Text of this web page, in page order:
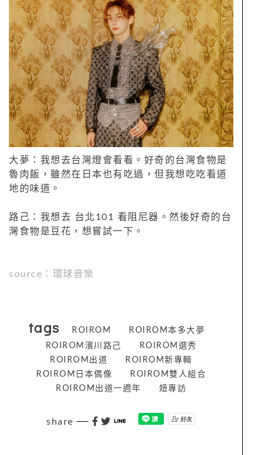
大夢：我想去台灣燈會看看。好奇的台灣食物是
魯肉飯，雖然在日本也有吃過，但我想吃吃看道
地的味道。
路己：我想去 台北101 看阻尼器。然後好奇的台
灣食物是豆花，想嘗試一下。
source：環球音樂
tags ROIROM
ROIROM本多大夢
ROIROM濱川路己
ROIROM選秀
ROIROM出道
ROIROM新專輯
ROIROM日本偶像
ROIROM雙人組合
ROIROM出道一週年
妞專訪
share